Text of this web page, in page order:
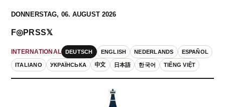
DONNERSTAG, 06. AUGUST 2026
INTERNATIONAL DEUTSCH ENGLISH NEDERLANDS ESPAÑOL
ITALIANO УКРАЇНСЬКА 中文 日本語 한국어 TIẾNG VIỆT
F◎PRSS𝕏